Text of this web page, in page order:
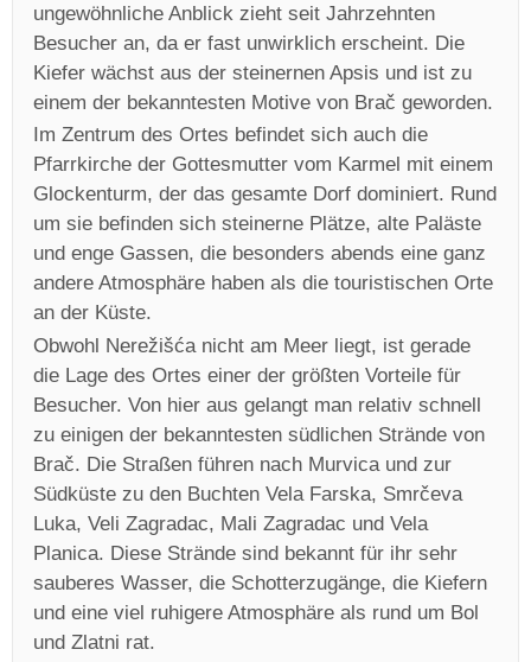
ungewöhnliche Anblick zieht seit Jahrzehnten
Besucher an, da er fast unwirklich erscheint. Die
Kiefer wächst aus der steinernen Apsis und ist zu
einem der bekanntesten Motive von Brač geworden.
Im Zentrum des Ortes befindet sich auch die
Pfarrkirche der Gottesmutter vom Karmel mit einem
Glockenturm, der das gesamte Dorf dominiert. Rund
um sie befinden sich steinerne Plätze, alte Paläste
und enge Gassen, die besonders abends eine ganz
andere Atmosphäre haben als die touristischen Orte
an der Küste.
Obwohl Nerežišća nicht am Meer liegt, ist gerade
die Lage des Ortes einer der größten Vorteile für
Besucher. Von hier aus gelangt man relativ schnell
zu einigen der bekanntesten südlichen Strände von
Brač. Die Straßen führen nach Murvica und zur
Südküste zu den Buchten Vela Farska, Smrčeva
Luka, Veli Zagradac, Mali Zagradac und Vela
Planica. Diese Strände sind bekannt für ihr sehr
sauberes Wasser, die Schotterzugänge, die Kiefern
und eine viel ruhigere Atmosphäre als rund um Bol
und Zlatni rat.